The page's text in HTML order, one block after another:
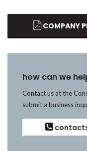
COMPANY
how can we
Contact us at the
submit a business